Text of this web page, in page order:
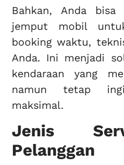
Bahkan, Anda
jemput mobil
booking waktu,
Anda. Ini menjadi
kendaraan yang
namun tetap
maksimal.
Jenis
Pelanggan